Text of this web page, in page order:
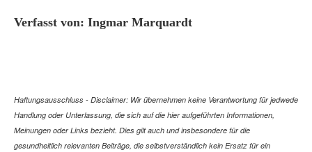
Verfasst von: Ingmar Marquardt
Haftungsausschluss - Disclaimer: Wir übernehmen keine Verantwortung für jedwede
Handlung oder Unterlassung, die sich auf die hier aufgeführten Informationen,
Meinungen oder Links bezieht. Dies gilt auch und insbesondere für die
gesundheitlich relevanten Beiträge, die selbstverständlich kein Ersatz für ein